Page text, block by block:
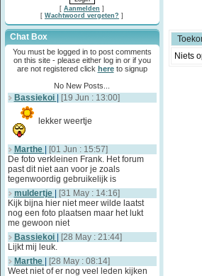
[ Aanmelden ]
[ Wachtwoord vergeten? ]
Chat Box
You must be logged in to post comments
on this site - please either log in or if you
are not registered click hereto signup
No New Posts...
Bassiekoi [19 Jun : 13:00]
lekker weertje
Marthe
[01 Jun : 15:57]
De foto verkleinen Frank. Het forum
past dit niet aan voor je zoals
tegenwoordig gebruikelijk is
muldertje
[31 May : 14:16]
Kijk bijna hier niet meer wilde laatst
nog een foto plaatsen maar het lukt
me gewoon niet
Bassiekoi
[28 May : 21:44]
Lijkt mij leuk.
Marthe
[28 May : 08:14]
Weet niet of er nog veel leden kijken
Niets